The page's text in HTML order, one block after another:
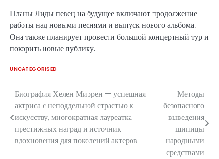
Планы Лиды певец на будущее включают продолжение
работы над новыми песнями и выпуск нового альбома.
Она также планирует провести большой концертный тур и
покорить новые публику.
UNCATEGORISED
Навигация
по
записям
Биография Хелен Миррен — успешная
актриса с неподдельной страстью к
искусству, многократная лауреатка
престижных наград и источник
вдохновения для поколений актеров
Методы
безопасного
выведения
шипицы
народными
средствами